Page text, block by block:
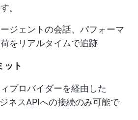
。
ジェントの会話、パフォーマ
をリアルタイムで追跡
ット
プロバイダーを経由した
ネスAPIへの接続のみ可能で